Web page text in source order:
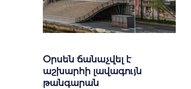
Օրսեն ճանաչվել է
աշխարհի լավագույն
թանգարան